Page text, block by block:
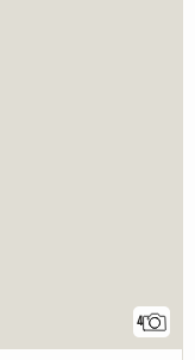
4